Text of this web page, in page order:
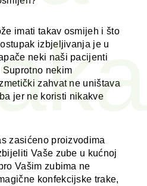
imati takav osmijeh i što
izbjeljivanja je u
neki naši pacijenti
Suprotno nekim
zahvat ne uništava
jer ne koristi nikakve
zasićeno proizvodima
Vaše zube u kućnoj
Vašim zubima ne
konfekcijske trake,